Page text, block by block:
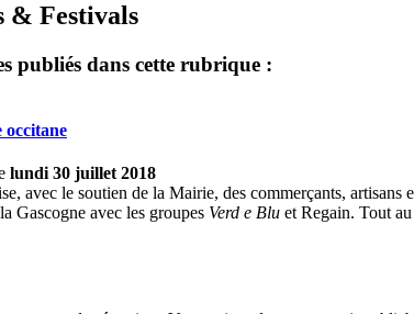
& Festivals
publiés dans cette rubrique :
occitane
lundi 30 juillet 2018
avec le soutien de la Mairie, des commerçants, artisans
Gascogne avec les groupes Verd e Blu et Regain. Tout